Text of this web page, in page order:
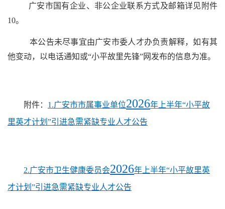
广安市国有企业、非公企业联系方式及邮箱详见附件
10。
本公告未尽事宜由广安市委人才办负责解释，如有其
他变动，以电话通知或“小平故里先锋”网发布的信息为准。
附件： 1.广安市市属事业单位2026年上半年“小平故
里英才计划”引进急需紧缺专业人才公告
2.广安市卫生健康委员会2026年上半年“小平故里英
才计划”引进急需紧缺专业人才公告